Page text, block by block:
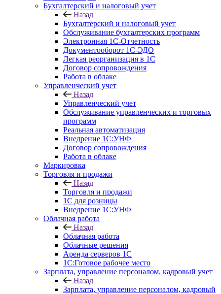
Бухгалтерский и налоговый учет
Назад
Бухгалтерский и налоговый учет
Обслуживание бухгалтерских программ
Электронная 1С-Отчетность
Документооборот 1С-ЭДО
Легкая реорганизация в 1С
Договор сопровождения
Работа в облаке
Управленческий учет
Назад
Управленческий учет
Обслуживание управленческих и торговых
программ
Реальная автоматизация
Внедрение 1С:УНФ
Договор сопровождения
Работа в облаке
Маркировка
Торговля и продажи
Назад
Торговля и продажи
1С для розницы
Внедрение 1С:УНФ
Облачная работа
Назад
Облачная работа
Облачные решения
Аренда серверов 1С
1C:Готовое рабочее место
Зарплата, управление персоналом, кадровый учет
Назад
Зарплата, управление персоналом, кадровый